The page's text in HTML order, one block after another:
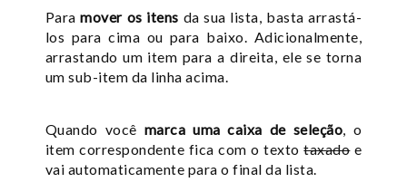
Paramover os itens da sua lista, basta arrastá-
los para cima ou para baixo. Adicionalmente,
arrastando um item para a direita, ele se torna
um sub-item da linha acima.
Quando você marca uma caixa de seleção, o
item correspondente fica com o textotaxadoe
vai automaticamente para o final da lista.